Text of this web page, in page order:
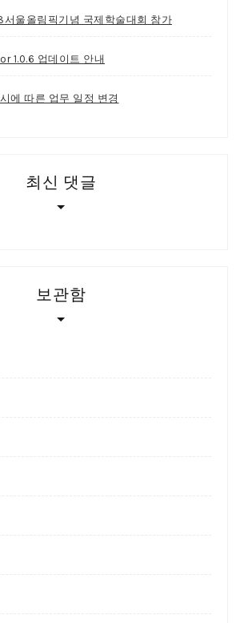
울올림픽기념 국제학술대회 참가
1.0.6 업데이트 안내
에 따른 업무 일정 변경
최신 댓글
보관함